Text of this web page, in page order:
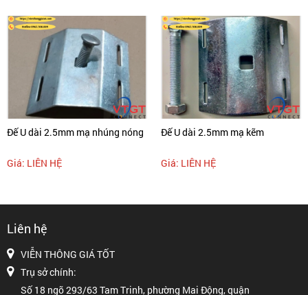
Đế U dài 2.5mm mạ nhúng nóng
Giá: LIÊN HỆ
Đế U dài 2.5mm mạ kẽm
Giá: LIÊN HỆ
Liên hệ
VIỄN THÔNG GIÁ TỐT
Trụ sở chính:
Số 18 ngõ 293/63 Tam Trinh, phường Mai Động, quận